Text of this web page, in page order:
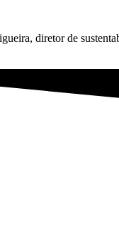
diretor de